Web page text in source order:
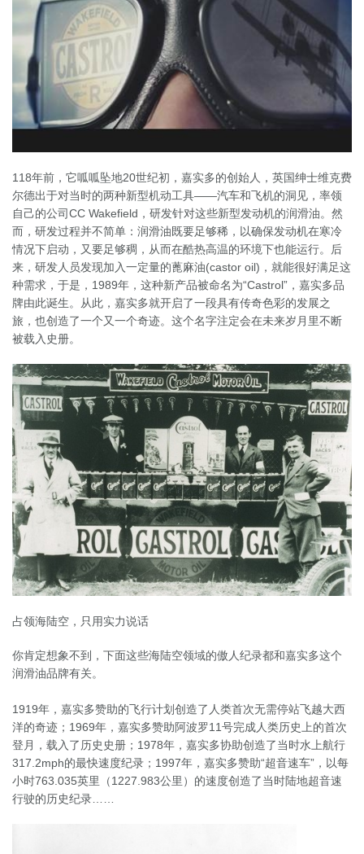
118年前，它呱呱坠地20世纪初，嘉实多的创始人，英国绅士维克费
尔德出于对当时的两种新型机动工具——汽车和飞机的洞见，率领
自己的公司CC Wakefield，研发针对这些新型发动机的润滑油。然
而，研发过程并不简单：润滑油既要足够稀，以确保发动机在寒冷
情况下启动，又要足够稠，从而在酷热高温的环境下也能运行。后
来，研发人员发现加入一定量的蓖麻油(castor oil)，就能很好满足这
种需求，于是，1989年，这种新产品被命名为“Castrol”，嘉实多品
牌由此诞生。从此，嘉实多就开启了一段具有传奇色彩的发展之
旅，也创造了一个又一个奇迹。这个名字注定会在未来岁月里不断
被载入史册。
占领海陆空，只用实力说话
你肯定想象不到，下面这些海陆空领域的傲人纪录都和嘉实多这个
润滑油品牌有关。
1919年，嘉实多赞助的飞行计划创造了人类首次无需停站飞越大西
洋的奇迹；1969年，嘉实多赞助阿波罗11号完成人类历史上的首次
登月，载入了历史史册；1978年，嘉实多协助创造了当时水上航行
317.2mph的最快速度纪录；1997年，嘉实多赞助“超音速车”，以每
小时763.035英里（1227.983公里）的速度创造了当时陆地超音速
行驶的历史纪录……